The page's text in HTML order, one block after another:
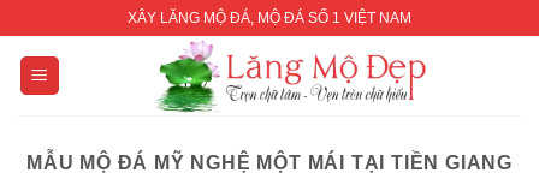
content
XÂY LĂNG MỘ ĐÁ, MỘ ĐÁ SỐ 1 VIỆT NAM
MẪU MỘ ĐÁ MỸ NGHỆ MỘT MÁI TẠI TIỀN GIANG